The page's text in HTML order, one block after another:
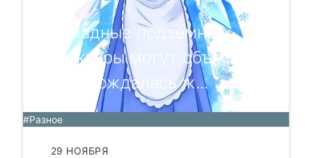
Громадные подземные
структуры могут объяснить,
как зарождалась ж...
#Разное
29 НОЯБРЯ